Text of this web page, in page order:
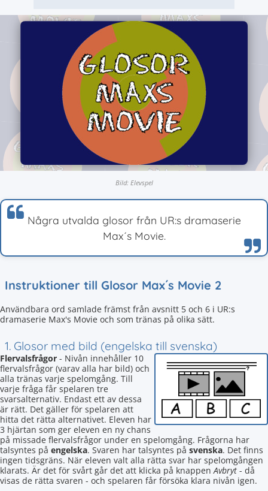
Bild: Elevspel
Några utvalda glosor från UR:s dramaserie
Max´s Movie.
Instruktioner till Glosor Max´s Movie 2
Användbara ord samlade främst från avsnitt 5 och 6 i UR:s
dramaserie Max's Movie och som tränas på olika sätt.
1. Glosor med bild (engelska till svenska)
Flervalsfrågor - Nivån innehåller 10
flervalsfrågor (varav alla har bild) och
alla tränas varje spelomgång. Till
varje fråga får spelaren tre
svarsalternativ. Endast ett av dessa
är rätt. Det gäller för spelaren att
hitta det rätta alternativet. Eleven har
3 hjärtan som ger eleven en ny chans
på missade flervalsfrågor under en spelomgång. Frågorna har
talsyntes på engelska. Svaren har talsyntes på svenska. Det finns
ingen tidsgräns. När eleven valt alla rätta svar har spelomgången
klarats. Är det för svårt går det att klicka på knappenAvbryt - då
visas de rätta svaren - och spelaren får försöka klara nivån igen.